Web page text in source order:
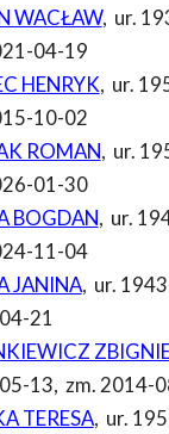
WACŁAW, ur.
04-19
HENRYK, ur.
10-02
ROMAN, ur.
01-30
BOGDAN, ur.
11-04
JANINA, ur.
21
13, zm. 2014-
TERESA, ur.